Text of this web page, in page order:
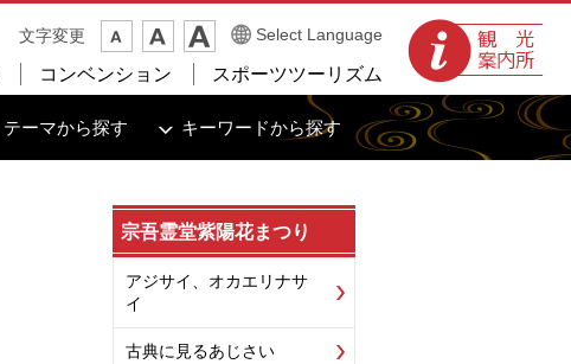
観光案内所
文字変更 Select Language
コンベンション スポーツツーリズム
テーマから探す キーワードから探す
宗吾霊堂紫陽花まつり
アジサイ、オカエリナサ
イ
古典に見るあじさい